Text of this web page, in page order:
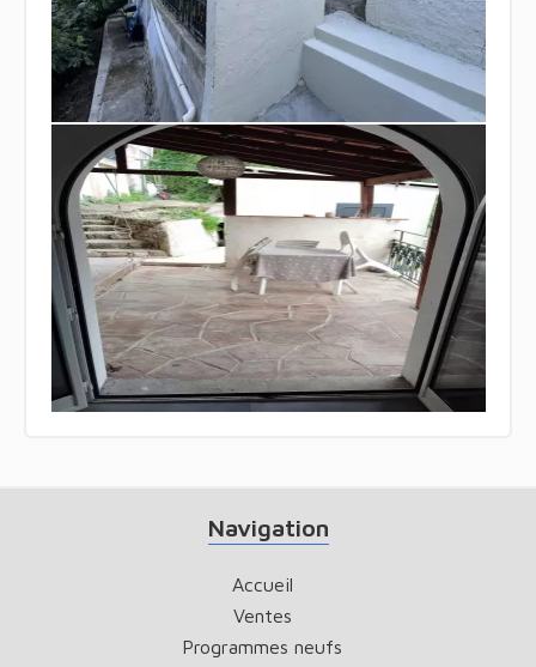
Navigation
Accueil
Ventes
Programmes neufs